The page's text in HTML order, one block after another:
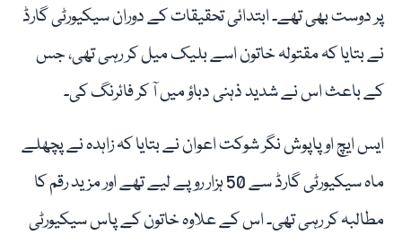
پر دوست بھی تھے۔ ابتدائی تحقیقات کے دوران سیکیورٹی گارڈ
نے بتایا کہ مقتولہ خاتون اسے بلیک میل کر رہی تھی، جس
کے باعث اس نے شدید ذہنی دباؤ میں آ کر فائرنگ کی۔
ایس ایچ او پاپوش نگر شوکت اعوان نے بتایا کہ زاہدہ نے پچھلے
ماہ سیکیورٹی گارڈ سے 50 ہزار روپے لیے تھے اور مزید رقم کا
مطالبہ کر رہی تھی۔ اس کے علاوہ خاتون کے پاس سیکیورٹی